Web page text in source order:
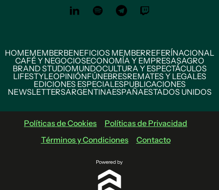
HOMEMEMBERBENEFICIOS MEMBERREFERÍNACIONAL
CAFÉ Y NEGOCIOSECONOMÍA Y EMPRESASAGRO
BRAND STUDIOMUNDOCULTURA Y ESPECTÁCULOS
LIFESTYLEOPINIÓNFÚNEBRESREMATES Y LEGALES
EDICIONES ESPECIALESPUBLICACIONES
NEWSLETTERSARGENTINAESPAÑAESTADOS UNIDOS
Políticas de Cookies
Políticas de Privacidad
Términos y Condiciones
Contacto